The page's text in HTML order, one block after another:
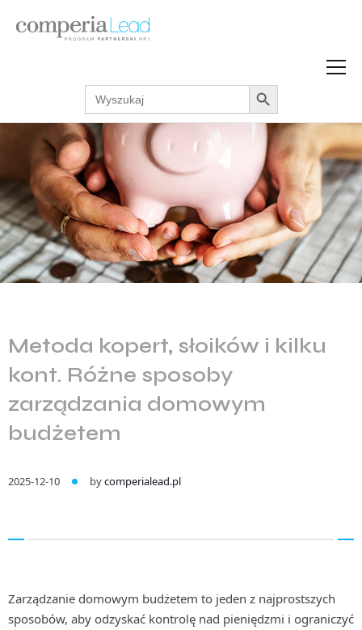
Strefa Wiedzy
Podcasty
Zarabiaj w internecie
Akcje promocyjne
Regulaminy
Search
for:
Search Button
Metoda kopert, słoików i kilku
kont. Różne sposoby
zarządzania domowym
budżetem
2025-12-10 bycomperialead.pl
Zarządzanie domowym budżetem to jeden z najprostszych
sposobów, aby odzyskać kontrolę nad pieniędzmi i ograniczyć